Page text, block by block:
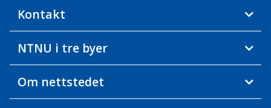
Kontakt
NTNU i tre byer
Om nettstedet